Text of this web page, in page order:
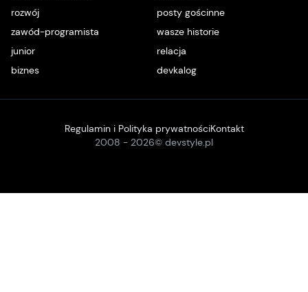
rozwój
posty gościnne
zawód-programista
wasze historie
junior
relacja
biznes
devkalog
2008 - 2026© devstyle.pl
Regulamin i Polityka prywatnościKontakt